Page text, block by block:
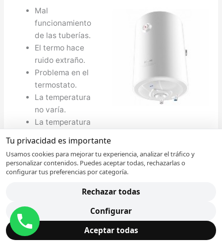
Mal
funcionamiento
de las tuberías.
El termo hace
ruido extraño.
Problema en el
termostato.
La temperatura
no varía.
La temperatura
Poca presión del agua debido a que la válvula
de resistencia se ha quemado del uso.
Si su Electrodomésticos Electrolux ha dejado de
funcionar, disponemos del mayor servicio de
asistencia técnica para reparación de
Electrodomésticos en Gandia a domicilio. Aproveche
Tu privacidad es importante
Usamos cookies para mejorar tu experiencia, analizar el tráfico y
personalizar contenidos. Puedes aceptar todas, rechazarlas o
configurar tus preferencias por categoría.
Rechazar todas
Configurar
Aceptar todas